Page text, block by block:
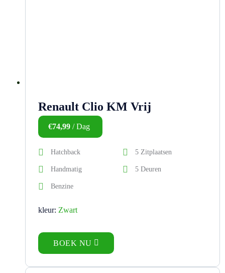
Renault Clio KM Vrij
€74,99 / Dag
Hatchback 5 Zitplaatsen
Handmatig 5 Deuren
Benzine
kleur: Zwart
BOEK NU